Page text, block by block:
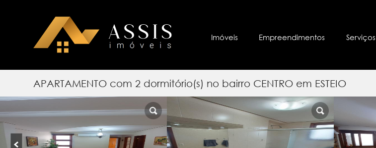
Imóveis Empreendimentos Serviços
APARTAMENTO com 2 dormitório(s) no bairro CENTRO em ESTEIO